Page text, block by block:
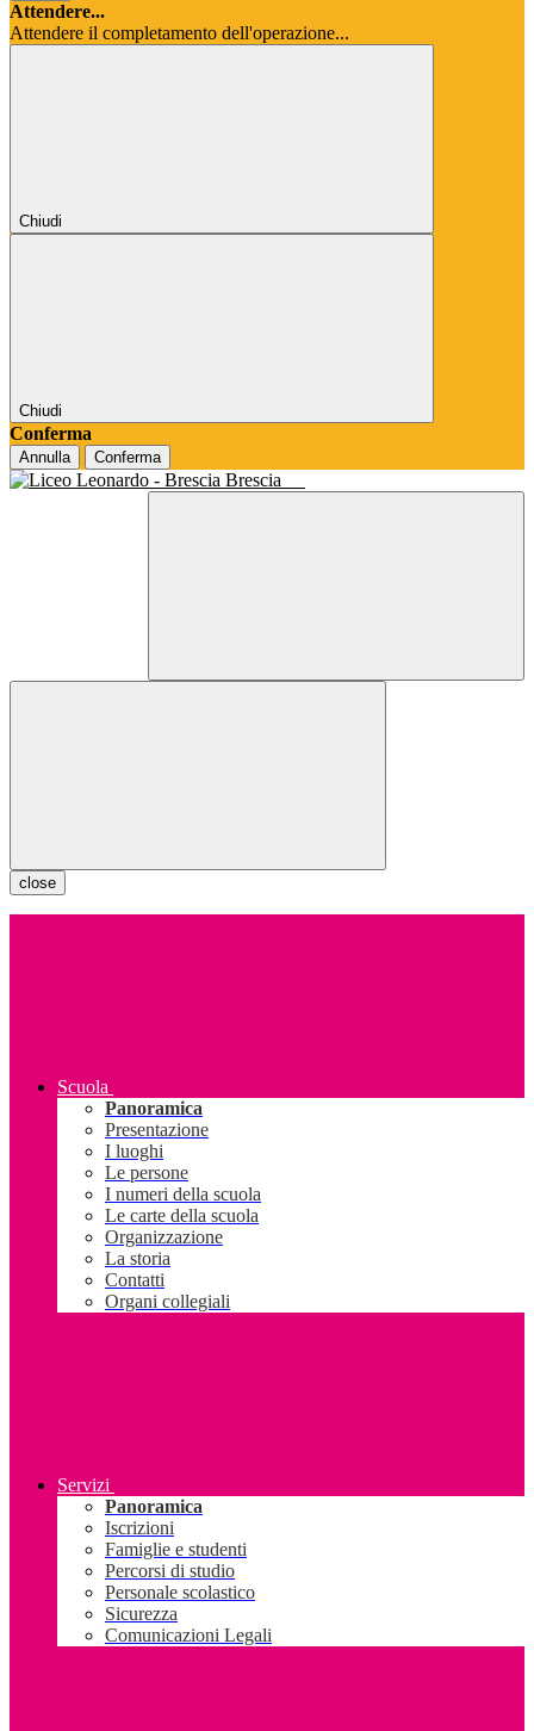
Attendere...
Attendere il completamento dell'operazione...
Chiudi
Chiudi
Conferma
Annulla Conferma
Brescia
close
Scuola
Panoramica
Presentazione
I luoghi
Le persone
I numeri della scuola
Le carte della scuola
Organizzazione
La storia
Contatti
Organi collegiali
Servizi
Panoramica
Iscrizioni
Famiglie e studenti
Percorsi di studio
Personale scolastico
Sicurezza
Comunicazioni Legali